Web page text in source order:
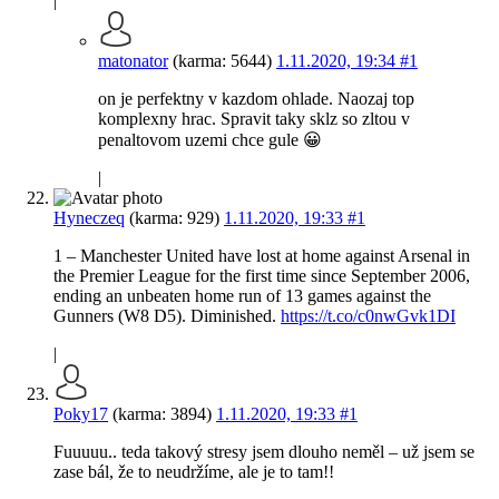
matonator(karma: 5644) 1.11.2020, 19:34 #1
on je perfektny v kazdom ohlade. Naozaj top
komplexny hrac. Spravit taky sklz so zltou v
penaltovom uzemi chce gule 😀
|
Hyneczeq (karma: 929) 1.11.2020, 19:33 #1
1 – Manchester United have lost at home against Arsenal in
the Premier League for the first time since September 2006,
ending an unbeaten home run of 13 games against the
Gunners (W8 D5). Diminished. https://t.co/c0nwGvk1DI
|
Poky17 (karma: 3894) 1.11.2020, 19:33 #1
Fuuuuu.. teda takový stresy jsem dlouho neměl – už jsem se
zase bál, že to neudržíme, ale je to tam!!